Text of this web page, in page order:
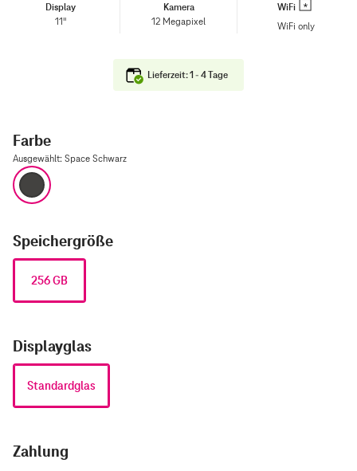
Display
11"
Kamera
12 Megapixel
WiFi
WiFi only
Lieferzeit: 1 - 4 Tage
Farbe
Ausgewählt: Space Schwarz
Speichergröße
256 GB
Displayglas
Standardglas
Zahlung